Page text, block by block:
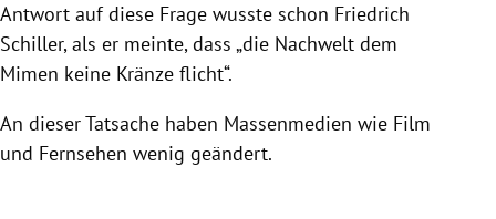
Antwort auf diese Frage wusste schon Friedrich
Schiller, als er meinte, dass „die Nachwelt dem
Mimen keine Kränze flicht“.
An dieser Tatsache haben Massenmedien wie Film
und Fernsehen wenig geändert.